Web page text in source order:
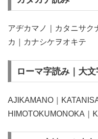
アヂカマノ｜カタニサク
カ｜カナシケヲオキテ
ローマ字読み｜大文
AJIKAMANO｜
HIMOTOKUMONOKA｜